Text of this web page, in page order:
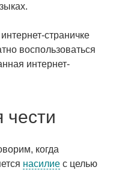
страничке
воспользоваться
интернет-
когда
насилие с целью